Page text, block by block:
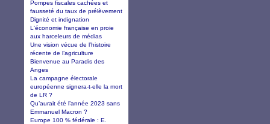
Pompes fiscales cachées et
fausseté du taux de prélèvement
Dignité et indignation
L'économie française en proie
aux harceleurs de médias
Une vision vécue de l’histoire
récente de l’agriculture
Bienvenue au Paradis des
Anges
La campagne électorale
européenne signera-t-elle la mort
de LR ?
Qu’aurait été l’année 2023 sans
Emmanuel Macron ?
Europe 100 % fédérale : E.